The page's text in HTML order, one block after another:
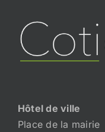
Hôtel de ville
Place de la mairie